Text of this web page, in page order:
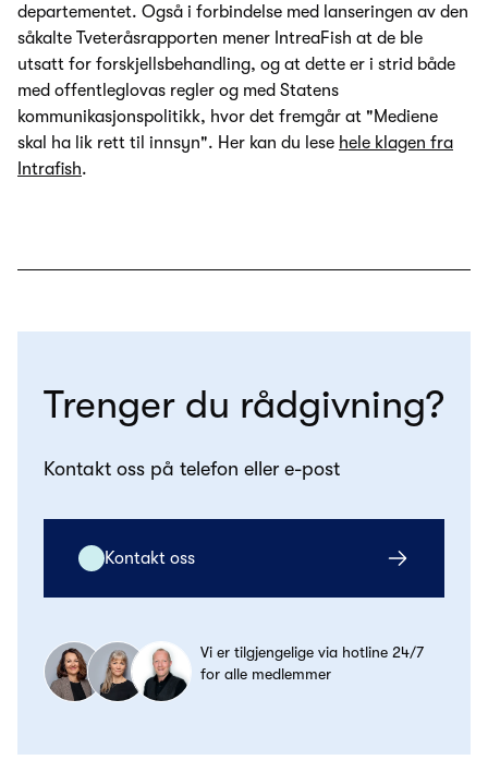
departementet. Også i forbindelse med lanseringen av den
såkalte Tveteråsrapporten mener IntreaFish at de ble
utsatt for forskjellsbehandling, og at dette er i strid både
med offentleglovas regler og med Statens
kommunikasjonspolitikk, hvor det fremgår at "Mediene
skal ha lik rett til innsyn". Her kan du lese hele klagen fra
Intrafish.
Trenger du rådgivning?
Kontakt oss på telefon eller e-post
Kontakt oss
Vi er tilgjengelige via hotline 24/7
for alle medlemmer